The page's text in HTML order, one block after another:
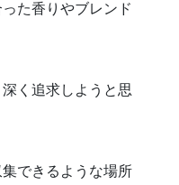
た香りやブレンド
く追求しようと思
できるような場所